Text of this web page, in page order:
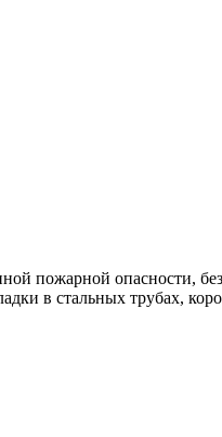
пожарной опасности,
в стальных трубах,